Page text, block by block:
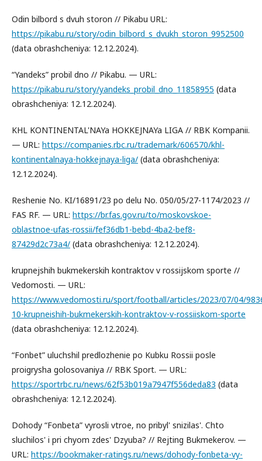
Odin bilbord s dvuh storon // Pikabu URL:
https://pikabu.ru/story/odin_bilbord_s_dvukh_storon_9952500
(data obrashcheniya: 12.12.2024).
“Yandeks” probil dno // Pikabu. — URL:
https://pikabu.ru/story/yandeks_probil_dno_11858955 (data
obrashcheniya: 12.12.2024).
KHL KONTINENTAL'NAYa HOKKEJNAYa LIGA // RBK Kompanii.
— URL: https://companies.rbc.ru/trademark/606570/khl-
kontinentalnaya-hokkejnaya-liga/ (data obrashcheniya:
12.12.2024).
Reshenie No. KI/16891/23 po delu No. 050/05/27-1174/2023 //
FAS RF. — URL: https://br.fas.gov.ru/to/moskovskoe-
oblastnoe-ufas-rossii/fef36db1-bebd-4ba2-bef8-
87429d2c73a4/ (data obrashcheniya: 12.12.2024).
krupnejshih bukmekerskih kontraktov v rossijskom sporte //
Vedomosti. — URL:
https://www.vedomosti.ru/sport/football/articles/2023/07/04/
10-krupneishih-bukmekerskih-kontraktov-v-rossiiskom-sporte
(data obrashcheniya: 12.12.2024).
“Fonbet” uluchshil predlozhenie po Kubku Rossii posle
proigrysha golosovaniya // RBK Sport. — URL:
https://sportrbc.ru/news/62f53b019a7947f556deda83 (data
obrashcheniya: 12.12.2024).
Dohody “Fonbeta” vyrosli vtroe, no pribyl' snizilas'. Chto
sluchilos' i pri chyom zdes' Dzyuba? // Rejting Bukmekerov. —
URL: https://bookmaker-ratings.ru/news/dohody-fonbeta-vy-